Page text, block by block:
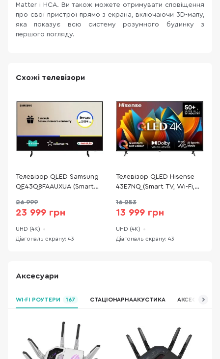
Matter і HCA. Ви також можете отримувати сповіщення
про свої пристрої прямо з екрана, включаючи 3D-мапу,
яка показує всю систему розумного будинку з
першого погляду.
Схожі телевізори
Телевізор QLED Samsung
QE43Q8FAAUXUA (Smart
26 999
23 999 грн
UHD (4K)
Діагональ екрану: 43
Телевізор QLED Hisense
43E7NQ (Smart TV, Wi-Fi,
16 253
13 999 грн
UHD (4K)
Діагональ екрану: 43
Аксесуари
WI-FI РОУТЕРИ 167 СТАЦІОНАРНА АКУСТИКА АКСЕСУАРИ